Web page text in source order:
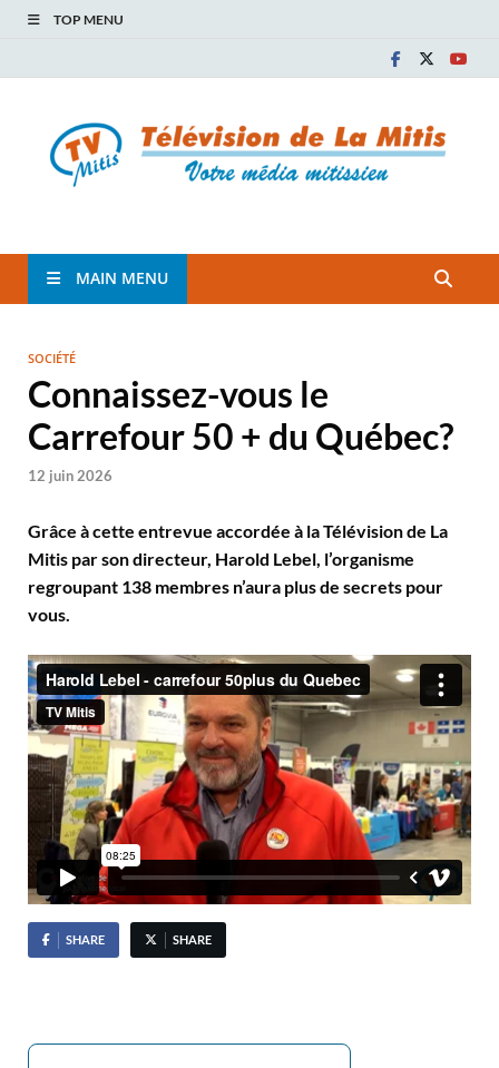
TOP MENU
TVM
MAIN MENU
SOCIÉTÉ
Connaissez-vous le
Carrefour 50 + du Québec?
12 juin 2026
Grâce à cette entrevue accordée à la Télévision de La
Mitis par son directeur, Harold Lebel, l’organisme
regroupant 138 membres n’aura plus de secrets pour
vous.
SHARE SHARE